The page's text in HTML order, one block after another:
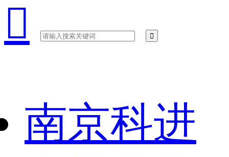

南京科进